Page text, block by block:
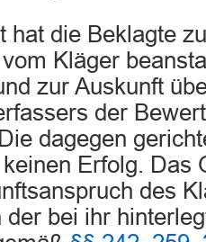
hat die Beklagte
Kläger
zur Auskunft
der
dagegen
Erfolg. Das
des
der bei ihr